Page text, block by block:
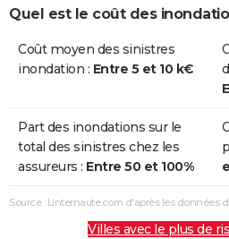
Boue
Inondations
et/ou
05/08/1997
Inondations
et/ou
Coulées de
24/04/1995
Quel est le coût des
Coût moyen des sinistres
inondation : Entre 5 et 10 k€
Part des inondations sur le
total des sinistres chez les
assureurs : Entre 50 et 100%
Source : Linternaute.com d'après les données
Villes avec le plus de